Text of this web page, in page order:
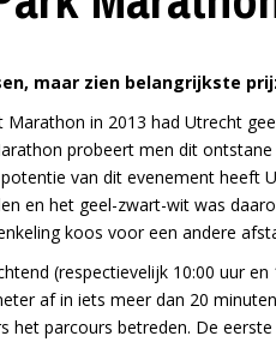
maar zien belangrijkste
in 2013 had Utrecht
probeert men dit
van dit evenement heeft
en het geel-zwart-wit was
koos voor een andere
(respectievelijk 10:00 uur
af in iets meer dan 20
het parcours betreden. De